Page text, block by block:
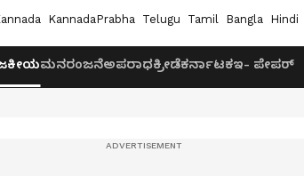
KannadaPrabha Telugu Tamil Bangla Hindi
ಮನರಂಜನೆಅಪರಾಧಕ್ರೀಡೆಕರ್ನಾಟಕಇ- ಪೇಪರ್